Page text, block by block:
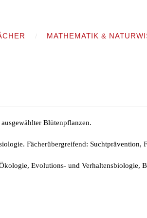
MATHEMATIK &
Blütenpflanzen.
Fächerübergreifend: Suchtprävention,
Evolutions- und Verhaltensbiologie,